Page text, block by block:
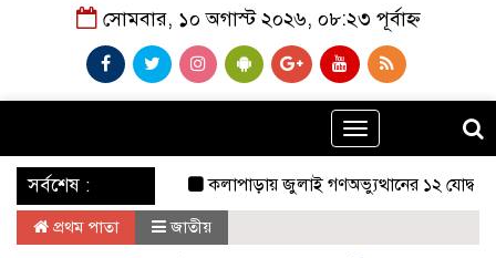
সোমবার, ১০ অগাস্ট ২০২৬, ০৮:২৩ পূর্বাহ্ন
Toggle
navigation
‌ সর্বশেষ : কলাপাড়ায় জুলাই গণঅভ্যুত্থানের ১২ যোদ্ধাকে
প্রথম পাতা জাতীয়